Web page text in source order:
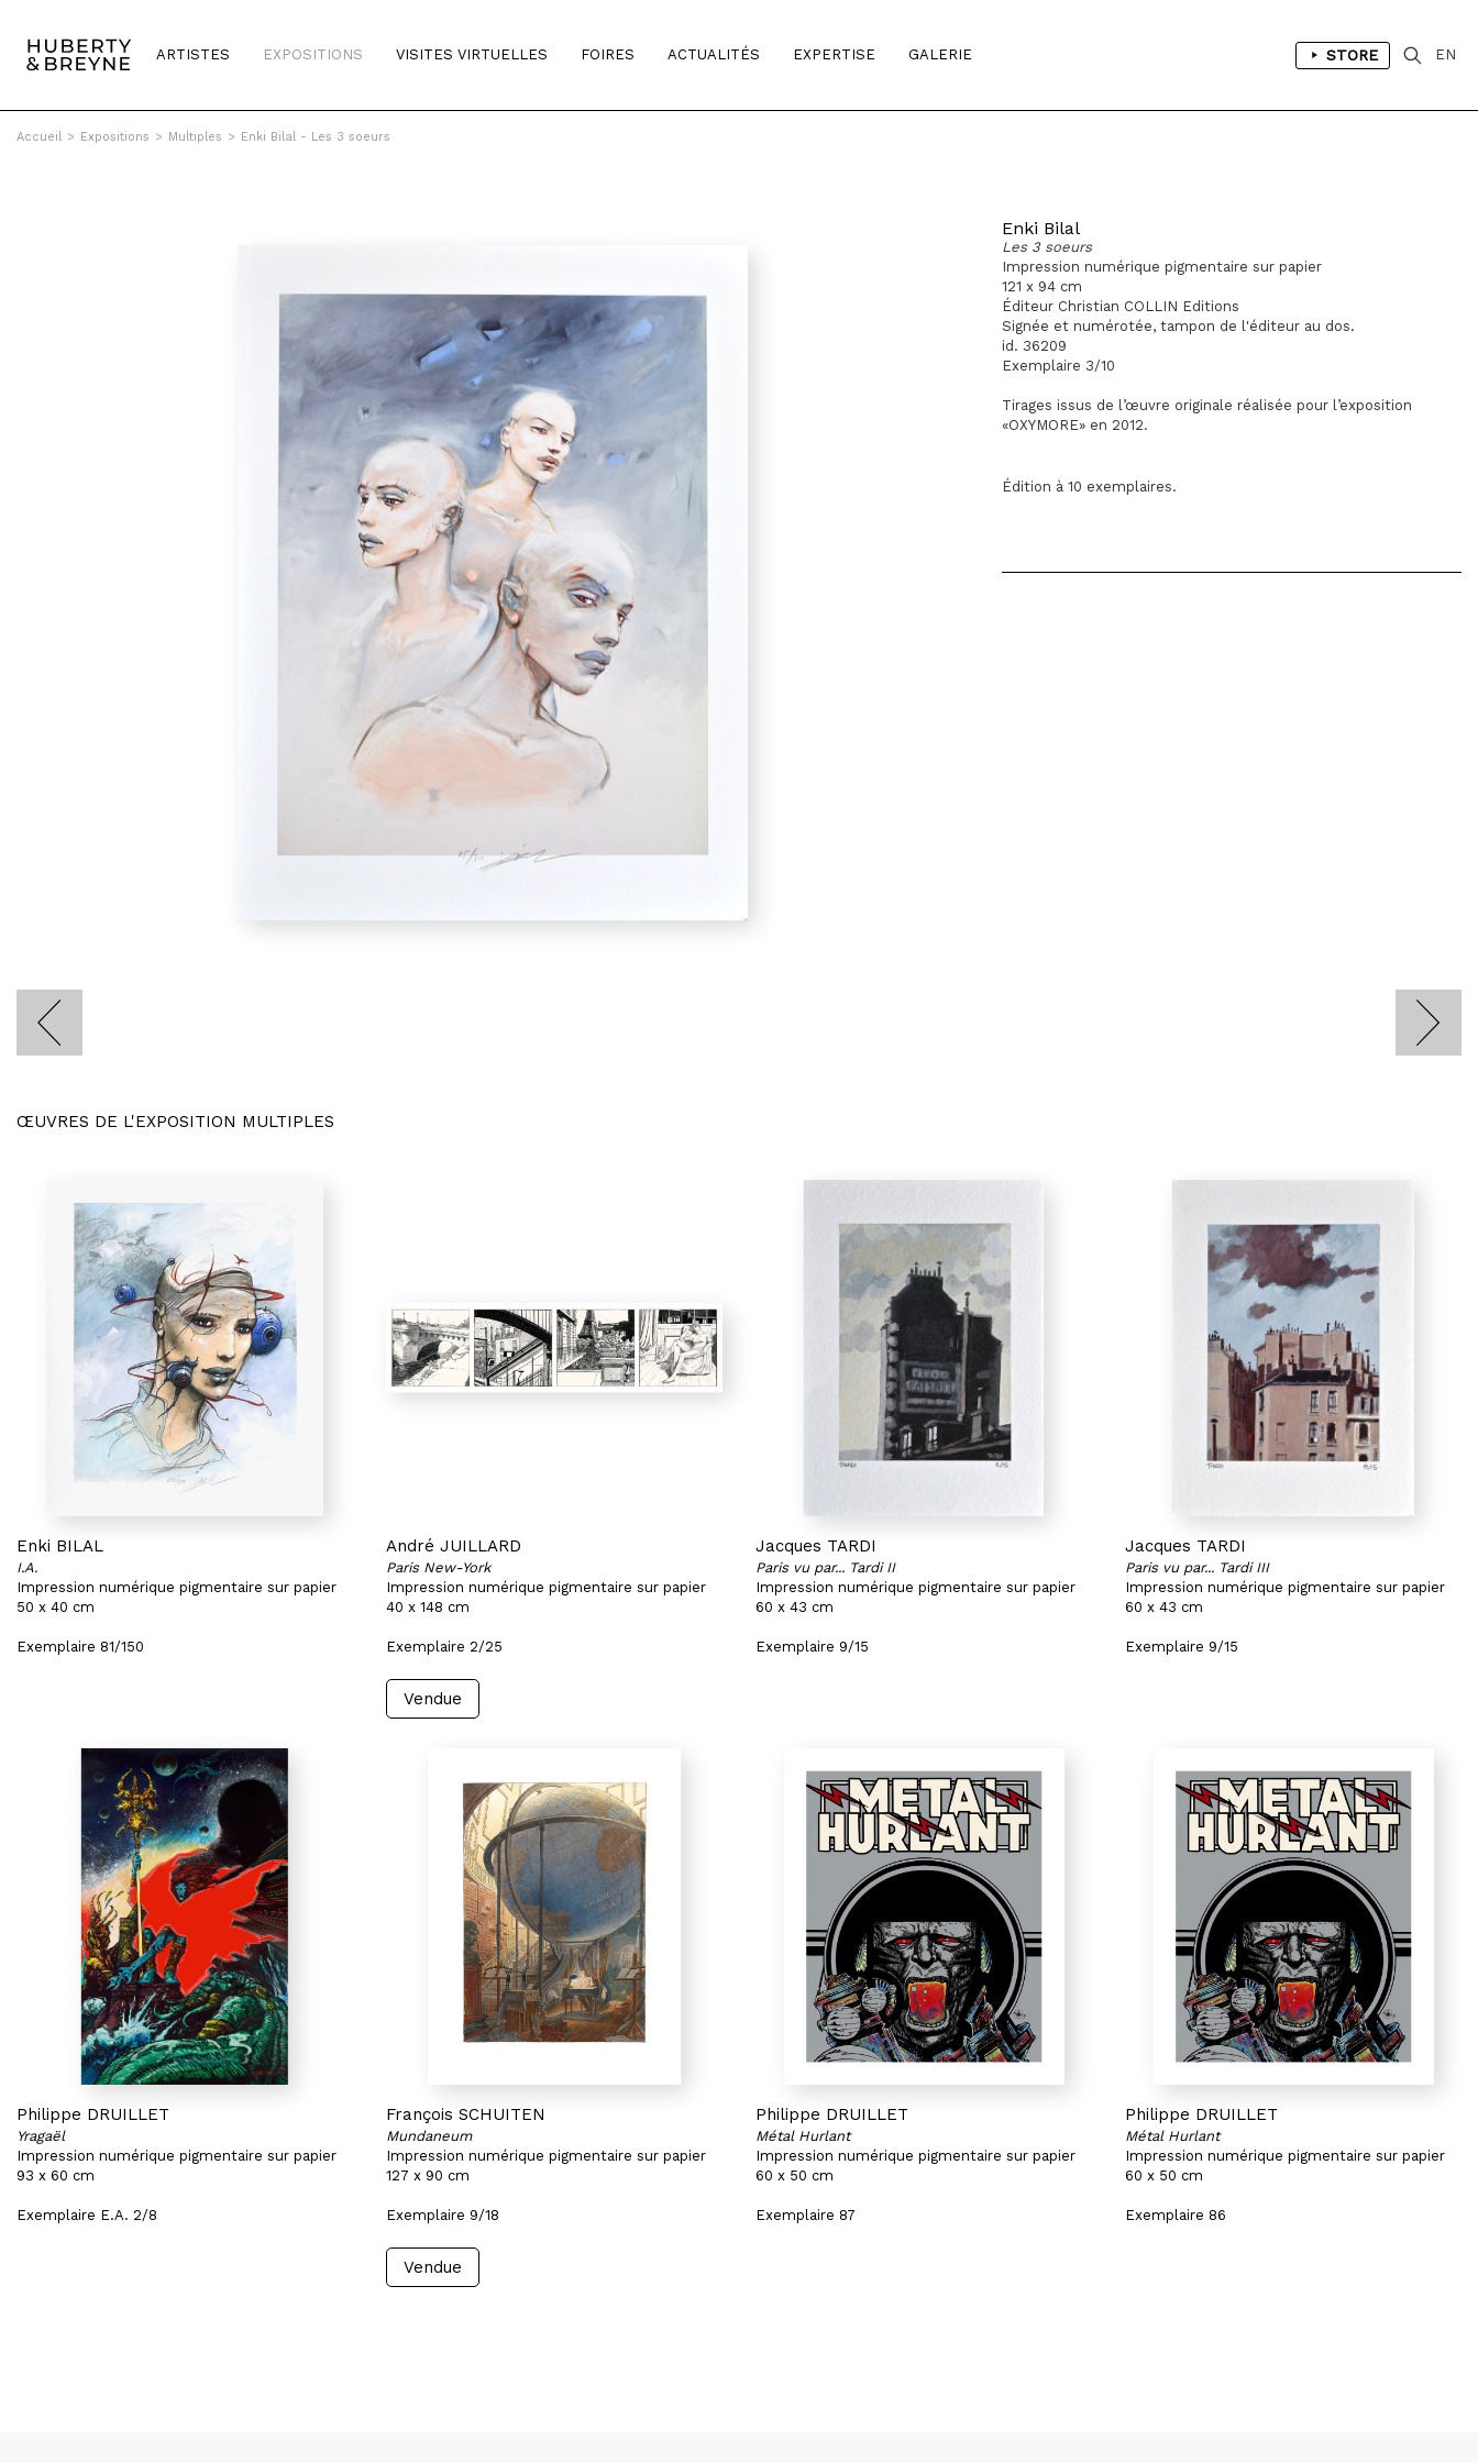
ARTISTES EXPOSITIONS VISITES VIRTUELLES FOIRES ACTUALITÉS EXPERTISE GALERIE STORE EN
Accueil > Expositions > Multiples > Enki Bilal - Les 3 soeurs
Enki Bilal
Les 3 soeurs
Impression numérique pigmentaire sur papier
121 x 94 cm
Éditeur Christian COLLIN Editions
Signée et numérotée, tampon de l'éditeur au dos.
id. 36209
Exemplaire 3/10
Tirages issus de l’œuvre originale réalisée pour l’exposition
«OXYMORE» en 2012.
Édition à 10 exemplaires.
ŒUVRES DE L'EXPOSITION MULTIPLES
Enki BILAL
I.A.
Impression numérique pigmentaire sur papier
50 x 40 cm
Exemplaire 81/150
André JUILLARD
Paris New-York
Impression numérique pigmentaire sur papier
40 x 148 cm
Exemplaire 2/25
Vendue
Jacques TARDI
Paris vu par... Tardi II
Impression numérique pigmentaire sur papier
60 x 43 cm
Exemplaire 9/15
Jacques TARDI
Paris vu par... Tardi III
Impression numérique pigmentaire sur papier
60 x 43 cm
Exemplaire 9/15
Philippe DRUILLET
Yragaël
Impression numérique pigmentaire sur papier
93 x 60 cm
Exemplaire E.A. 2/8
François SCHUITEN
Mundaneum
Impression numérique pigmentaire sur papier
127 x 90 cm
Exemplaire 9/18
Vendue
Philippe DRUILLET
Métal Hurlant
Impression numérique pigmentaire sur papier
60 x 50 cm
Exemplaire 87
Philippe DRUILLET
Métal Hurlant
Impression numérique pigmentaire sur papier
60 x 50 cm
Exemplaire 86